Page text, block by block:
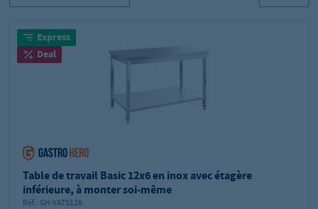
Express
Deal
Table de travail Basic 12x6 en inox avec étagère
inférieure, à monter soi-même
Réf.: GH-YATS126